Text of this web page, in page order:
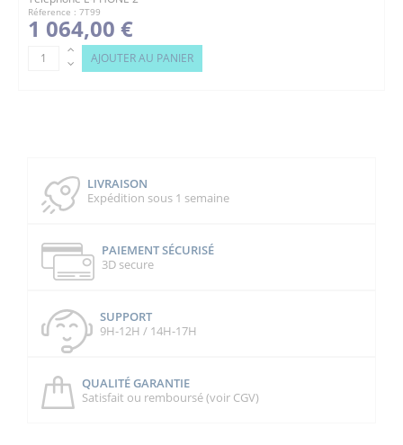
Réference : 7T99
1 064,00 €
AJOUTER AU PANIER
LIVRAISON
Expédition sous 1 semaine
PAIEMENT SÉCURISÉ
3D secure
SUPPORT
9H-12H / 14H-17H
QUALITÉ GARANTIE
Satisfait ou remboursé (voir CGV)